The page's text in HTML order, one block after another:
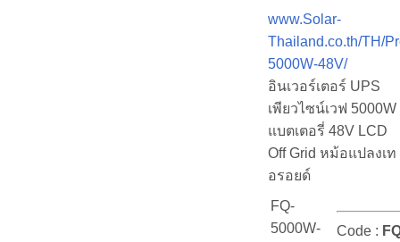
www.Solar-
Thailand.co.th/TH/
5000W-48V/
อินเวอร์เตอร์ UPS
เพียวไซน์เวฟ 5000W
แบตเตอรี่ 48V LCD
Off Grid หม้อแปลงเท
อรอยด์
FQ-
5000W-
Code :